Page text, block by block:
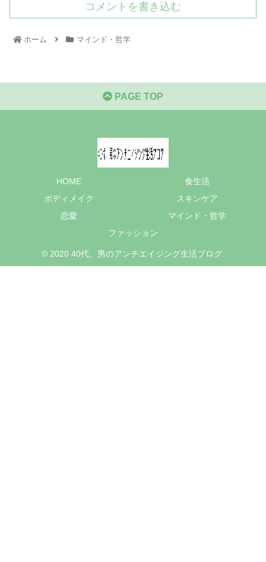
コメントを書き込む
ホーム マインド・哲学
PAGE TOP
HOME
食生活
ボディメイク
スキンケア
恋愛
マインド・哲学
ファッション
© 2020 40代、男のアンチエイジング生活ブログ.